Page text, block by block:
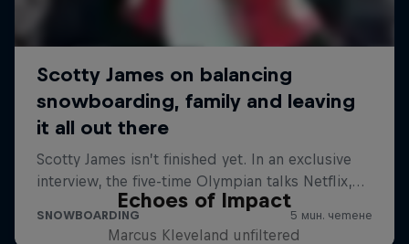
Echoes of Impact
Marcus Kleveland unfiltered